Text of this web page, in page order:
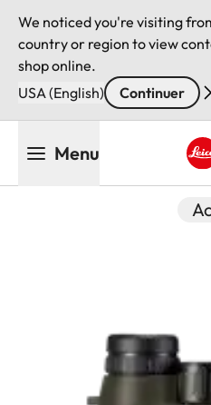
We noticed you're visiting
country or region to view
shop online.
USA (English)
Continuer
Menu